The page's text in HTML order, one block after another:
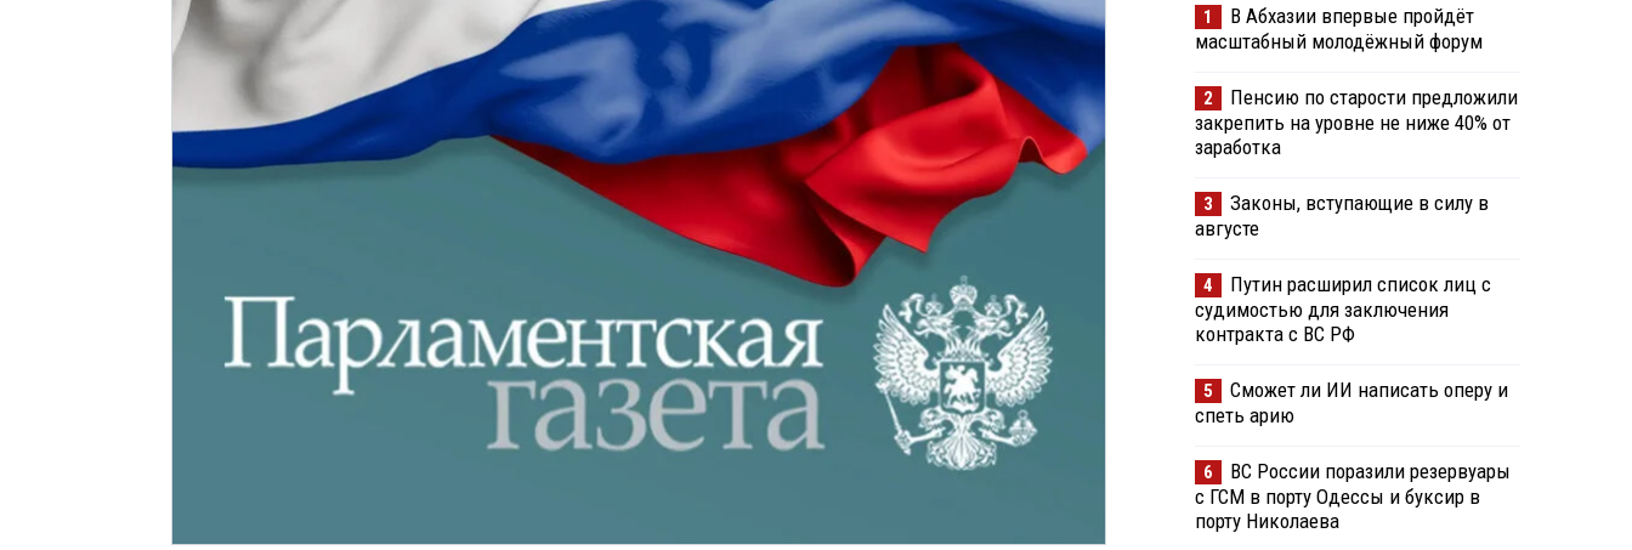
1
В Абхазии впервые пройдёт
масштабный молодёжный форум
2
Пенсию по старости предложили
закрепить на уровне не ниже 40% от
заработка
3
Законы, вступающие в силу в
августе
4
Путин расширил список лиц с
судимостью для заключения
контракта с ВС РФ
5
Сможет ли ИИ написать оперу и
спеть арию
6
ВС России поразили резервуары
с ГСМ в порту Одессы и буксир в
порту Николаева